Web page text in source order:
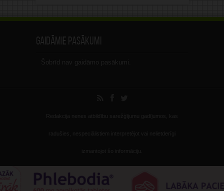
Gaidāmie pasākumi
Šobrīd nav gaidāmo pasākumi.
Redakcija nenes atbildību sarežģījumu gadījumos, kas